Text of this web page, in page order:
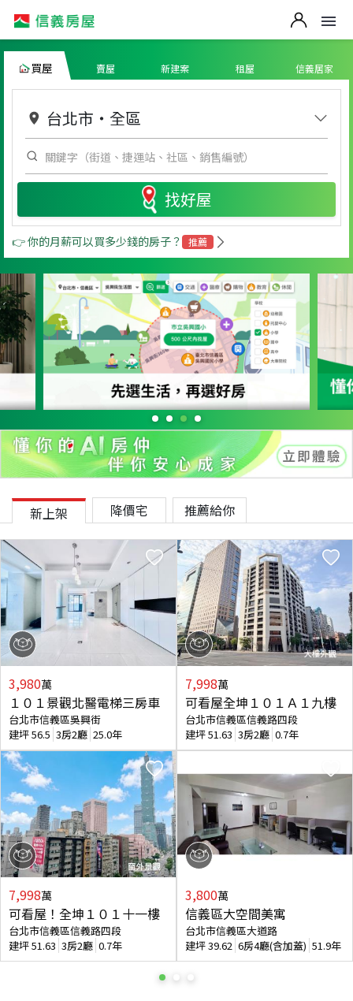
買屋 賣屋 新建案 租屋 信義居家
台北市 ・ 全區
找好屋
👉 你的月薪可以買多少錢的房子？ 推薦
新上架 降價宅 推薦給你
3,980萬
１０１景觀北醫電梯三房車
台北市信義區吳興街
建坪56.5 3房2廳 25.0年
7,998萬
可看屋！全坤１０１十一樓
台北市信義區信義路四段
建坪51.63 3房2廳 0.7年
7,998萬
可看屋全坤１０１Ａ１九樓
台北市信義區信義路四段
建坪51.63 3房2廳 0.7年
3,800萬
信義區大空間美寓
台北市信義區大道路
建坪39.62 6房4廳(含加蓋) 51.9年